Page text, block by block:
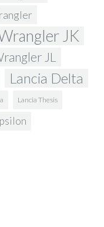
JK
JL
Lancia Delta
Lancia Thesis